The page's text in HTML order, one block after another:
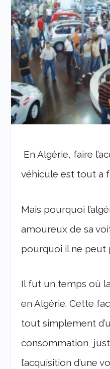
En Algérie, faire
véhicule est tout a
Mais pourquoi
amoureux de sa
pourquoi il ne peut
Il fut un temps où
en Algérie. Cette
tout simplement
consommation
l’acquisition d’une